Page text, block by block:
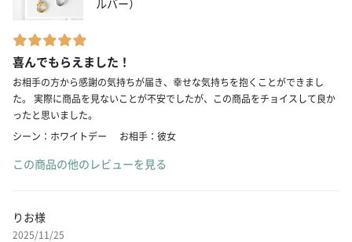
ルバー）
喜んでもらえました！
お相手の方から感謝の気持ちが届き、幸せな気持ちを抱くことができまし
た。 実際に商品を見ないことが不安でしたが、この商品をチョイスして良か
ったと思いました。
シーン：ホワイトデー
お相手：彼女
この商品の他のレビューを見る
りお様
2025/11/25